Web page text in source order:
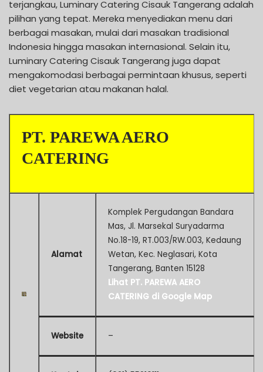
terjangkau, Luminary Catering Cisauk Tangerang adalah
pilihan yang tepat. Mereka menyediakan menu dari
berbagai masakan, mulai dari masakan tradisional
Indonesia hingga masakan internasional. Selain itu,
Luminary Catering Cisauk Tangerang juga dapat
mengakomodasi berbagai permintaan khusus, seperti
diet vegetarian atau makanan halal.
PT. PAREWA AERO
CATERING
Alamat
Komplek Pergudangan Bandara
Mas, Jl. Marsekal Suryadarma
No.18-19, RT.003/RW.003, Kedaung
Wetan, Kec. Neglasari, Kota
Tangerang, Banten 15128
Lihat PT. PAREWA AERO
CATERING di Google Map
Website –